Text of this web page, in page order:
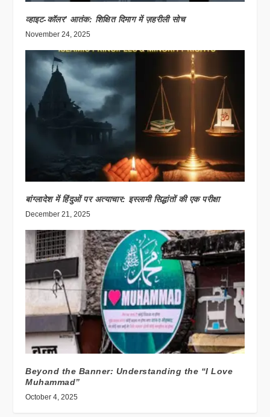
व्हाइट-कॉलर’ आतंक: शिक्षित दिमाग में ज़हरीली सोच
November 24, 2025
बांग्लादेश में हिंदुओं पर अत्याचार: इस्लामी सिद्धांतों की एक परीक्षा
December 21, 2025
Beyond the Banner: Understanding the “I Love
Muhammad”
October 4, 2025